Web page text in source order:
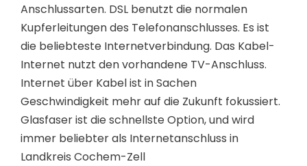
Anschlussarten. DSL benutzt die normalen
Kupferleitungen des Telefonanschlusses. Es ist
die beliebteste Internetverbindung. Das Kabel-
Internet nutzt den vorhandene TV-Anschluss.
Internet über Kabel ist in Sachen
Geschwindigkeit mehr auf die Zukunft fokussiert.
Glasfaser ist die schnellste Option, und wird
immer beliebter als Internetanschluss in
Landkreis Cochem-Zell